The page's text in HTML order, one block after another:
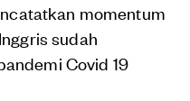
momentum
sudah
Covid 19